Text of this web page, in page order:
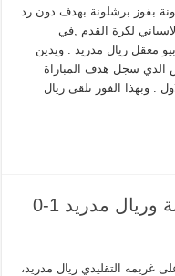
بفوز برشلونة بهدف دون رد
ال26 من الدوري الاسباني لكرة القدم ,في
معقل ريال مدريد . ويدين
الذي سجل هدف المباراة
الشوط الاول . وبهذا الفوز تلقى ريال
يوتيوب اهداف مباراة برشلونة وريال مدريد 1-0
غريمه التقليدي ريال مدريد،